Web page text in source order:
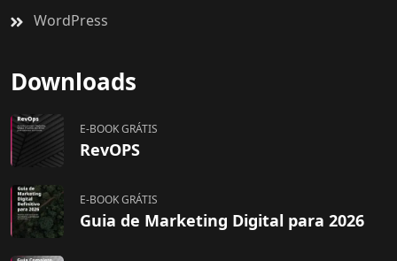
WordPress
Downloads
E-BOOK GRÁTIS
RevOPS
E-BOOK GRÁTIS
Guia de Marketing Digital para 2026